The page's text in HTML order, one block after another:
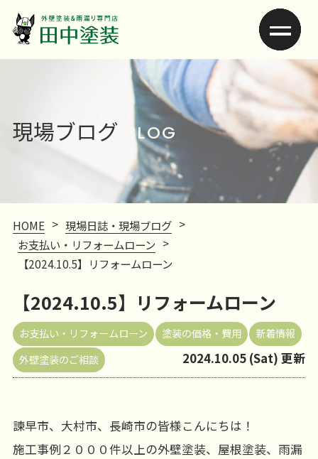
現場ブログ BLOG
HOME > 現場日誌・現場ブログ >
お支払い・リフォームローン >
【2024.10.5】リフォームローン
【2024.10.5】リフォームローン
お支払い・リフォームローン 塗装の価格・費用
新着情報
外壁塗装のご相談
2024.10.05 (Sat) 更新
諫早市、大村市、長崎市の皆様こんにちは！
施工事例２０００件以上の外壁塗装、屋根塗装、雨漏